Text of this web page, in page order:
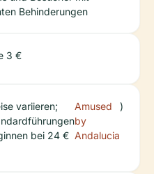
Behinderungen
3 €
variieren;
bei 24 €
Amused
by
Andalucia
)